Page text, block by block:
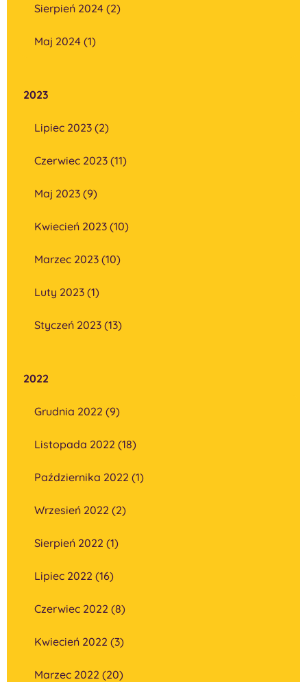
Sierpień 2024 (2)
Maj 2024 (1)
2023
Lipiec 2023 (2)
Czerwiec 2023 (11)
Maj 2023 (9)
Kwiecień 2023 (10)
Marzec 2023 (10)
Luty 2023 (1)
Styczeń 2023 (13)
2022
Grudnia 2022 (9)
Listopada 2022 (18)
Października 2022 (1)
Wrzesień 2022 (2)
Sierpień 2022 (1)
Lipiec 2022 (16)
Czerwiec 2022 (8)
Kwiecień 2022 (3)
Marzec 2022 (20)